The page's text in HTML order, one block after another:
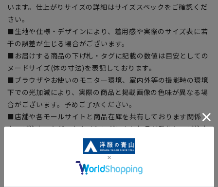
います。仕上がりサイズの詳細はサイズスペックをご確認くだ
さい。
■生地や仕様・デザインにより、着用感や実際のサイズ表に若
干の誤差が生じる場合がございます。
■お届けする商品の下げ札・タグに記載の数値は目安としての
ヌードサイズ(体の寸法)を表記しております。
■ブラウザやお使いのモニター環境、室内外等の撮影時の環境
下での光加減により、実際の商品と掲載画像の色味が異なる場
合がございます。予めご了承ください。
■店舗や各モールサイトと商品在庫を共有しております関係
上、ご注文いただいたタイミングにより欠品が発生し、ご注文
を完了できない場合がございます。予めご了承ください。(お
急ぎ発送のご注文につきましても、ご注文のタイミングによっ
てはお急ぎ発送サービスを選択できない場合がございます。)